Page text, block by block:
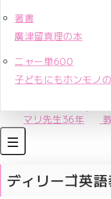
著書
廣津留真理の本
ニャー単600
子どもにもホンモノ
マリ先生36年
ディリーゴ英